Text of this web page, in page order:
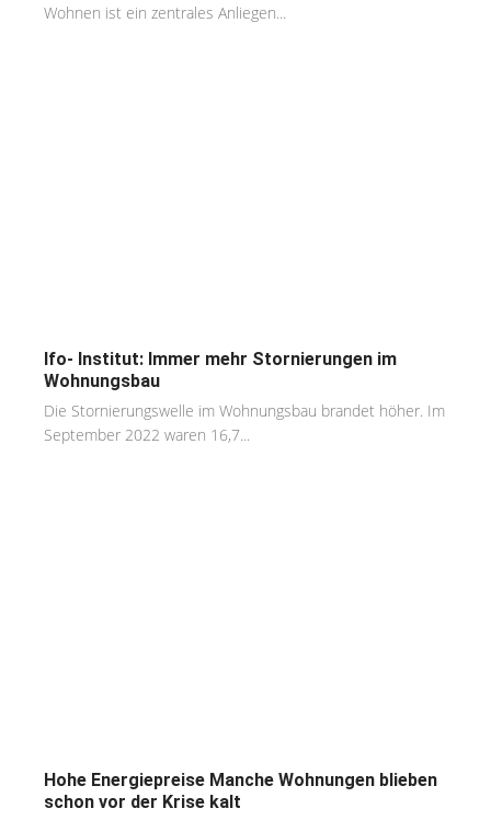
Wohnen ist ein zentrales Anliegen...
Ifo- Institut: Immer mehr Stornierungen im
Wohnungsbau
Die Stornierungswelle im Wohnungsbau brandet höher. Im
September 2022 waren 16,7...
Hohe Energiepreise Manche Wohnungen blieben
schon vor der Krise kalt